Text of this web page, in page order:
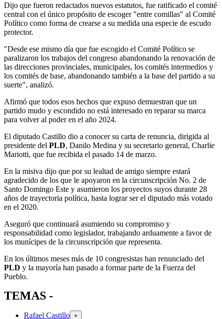
Dijo que fueron redactados nuevos estatutos, fue ratificado el comité
central con el único propósito de escoger "entre comillas" al Comité
Político como forma de crearse a su medida una especie de escudo
protector.
"Desde ese mismo día que fue escogido el Comité Político se
paralizaron los trabajos del congreso abandonando la renovación de
las direcciones provinciales, municipales, los comités intermedios y
los comités de base, abandonando también a la base del partido a su
suerte", analizó.
Afirmó que todos esos hechos que expuso demuestran que un
partido mudo y escondido no está interesado en reparar su marca
para volver al poder en el año 2024.
El diputado Castillo dio a conocer su carta de renuncia, dirigida al
presidente del PLD, Danilo Medina y su secretario general, Charlie
Mariotti, que fue recibida el pasado 14 de marzo.
En la misiva dijo que por su lealtad de amigo siempre estará
agradecido de los que le apoyaron en la circunscripción No. 2 de
Santo Domingo Este y asumieron los proyectos suyos durante 28
años de trayectoria política, hasta lograr ser el diputado más votado
en el 2020.
Aseguró que continuará asumiendo su compromiso y
responsabilidad como legislador, trabajando arduamente a favor de
los munícipes de la circunscripción que representa.
En los últimos meses más de 10 congresistas han renunciado del
PLD y la mayoría han pasado a formar parte de la Fuerza del
Pueblo.
TEMAS -
Rafael Castillo +